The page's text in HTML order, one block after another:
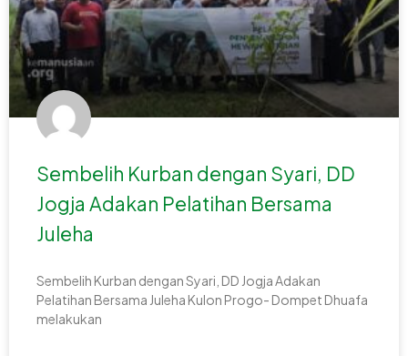
Sembelih Kurban dengan Syari, DD
Jogja Adakan Pelatihan Bersama
Juleha
Sembelih Kurban dengan Syari, DD Jogja Adakan
Pelatihan Bersama Juleha Kulon Progo- Dompet Dhuafa
melakukan